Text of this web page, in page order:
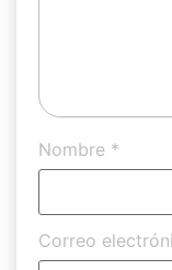
Nombre *
Correo